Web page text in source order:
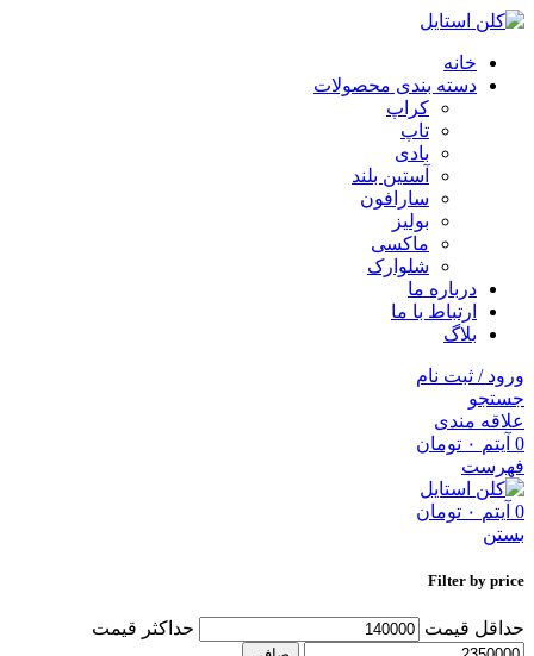
خانه
دسته بندی محصولات
کراپ
تاپ
بادی
آستین بلند
سارافون
بولیز
ماکسی
شلوارک
درباره ما
ارتباط با ما
بلاگ
ورود / ثبت نام
جستجو
علاقه مندی
0 آیتم ۰ تومان
فهرست
0 آیتم ۰ تومان
بستن
Filter by price
حداقل قیمت حداكثر قيمت